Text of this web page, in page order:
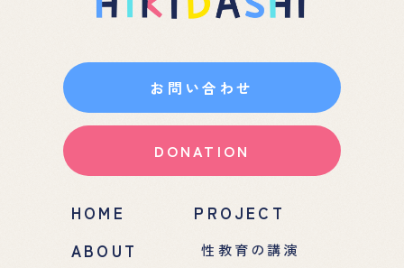
お問い合わせ
DONATION
HOME
ABOUT
PROJECT
性教育の講演